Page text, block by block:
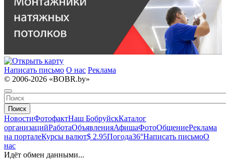
Написать письмо О нас Реклама
© 2006-2026 «BOBR.by»
Поиск
НовостиФотофактНаш БобруйскКаталог
организацийРаботаОбъявленияАфишаФотоОбщениеРеклама
на порталеКурсы валют$ 2.95Погода36°Написать письмоО
нас
Идёт обмен данными...